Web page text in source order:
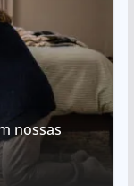
nossas